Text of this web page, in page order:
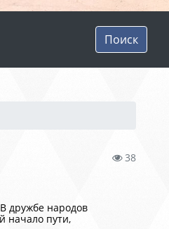
Поиск
38
дружбе народов
начало пути,